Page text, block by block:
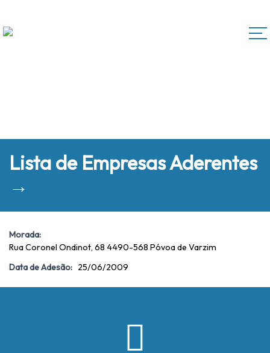
Lista de Empresas Aderentes
→
Morada:
Rua Coronel Ondinot, 68 4490-568 Póvoa de Varzim
Data de Adesão: 25/06/2009